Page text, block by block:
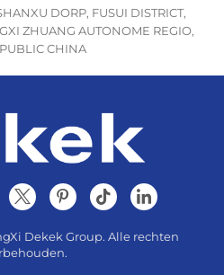
DORP, FUSUI DISTRICT,
ZHUANG AUTONOME REGIO,
CHINA
Dekek Group. Alle rechten